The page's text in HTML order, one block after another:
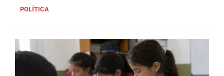
POLÍTICA